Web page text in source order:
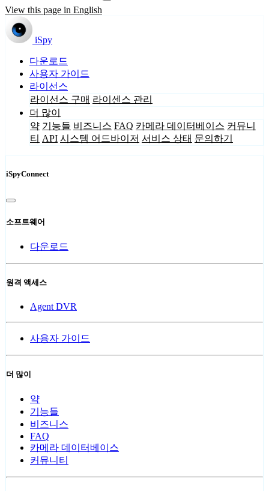
View this page in English
iSpy
다운로드
사용자 가이드
라이선스
라이선스 구매 라이센스 관리
더 많이
약 기능들 비즈니스 FAQ 카메라 데이터베이스 커뮤니
티 API 시스템 어드바이저 서비스 상태 문의하기
iSpyConnect
소프트웨어
다운로드
원격 액세스
Agent DVR
사용자 가이드
더 많이
약
기능들
비즈니스
FAQ
카메라 데이터베이스
커뮤니티